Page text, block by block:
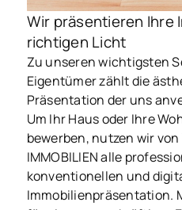
Wir präsentieren Ihre
richtigen Licht
Zu unseren wichtigsten
Eigentümer zählt die
Präsentation der uns
Um Ihr Haus oder Ihre
bewerben, nutzen wir von
IMMOBILIEN alle
konventionellen und
Immobilienpräsentation.